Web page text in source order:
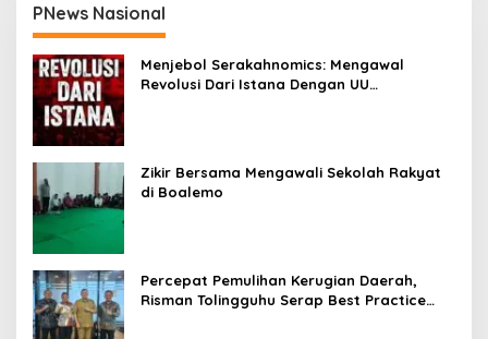
PNews Nasional
Menjebol Serakahnomics: Mengawal
Revolusi Dari Istana Dengan UU
Zikir Bersama Mengawali Sekolah Rakyat
di Boalemo
Percepat Pemulihan Kerugian Daerah,
Risman Tolingguhu Serap Best Practice